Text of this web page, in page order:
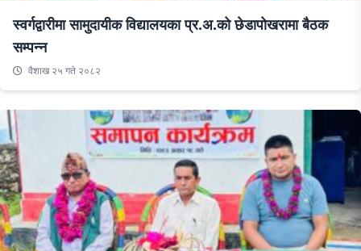
स्वर्गद्वारीमा सामुदायीक विद्यालयका प्र.अ.को छेडापोखरामा बैठक
सम्पन्न
वैशाख २५ गते २०८२